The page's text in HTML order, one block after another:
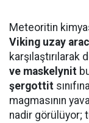
Meteoritin
Viking uzay
karşılaştırılarak
ve maskelynit
şergottit
magmasının
nadir görülüyor;